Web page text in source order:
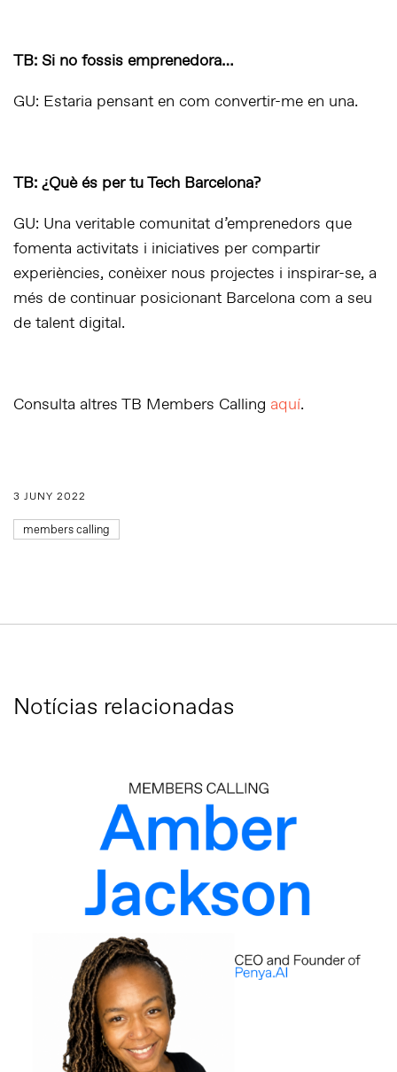
TB: Si no fossis emprenedora…
GU: Estaria pensant en com convertir-me en una.
TB: ¿Què és per tu Tech Barcelona?
GU: Una veritable comunitat d’emprenedors que
fomenta activitats i iniciatives per compartir
experiències, conèixer nous projectes i inspirar-se, a
més de continuar posicionant Barcelona com a seu
de talent digital.
Consulta altres TB Members Calling aquí.
3 JUNY 2022
members calling
Notícias relacionadas